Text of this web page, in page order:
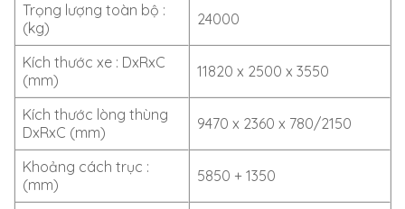
Trọng lượng toàn bộ :
(kg)
24000
Kích thước xe : DxRxC
(mm)
11820 x 2500 x 3550
Kích thước lòng thùng
DxRxC (mm)
9470 x 2360 x 780/2150
Khoảng cách trục :
(mm)
5850 + 1350